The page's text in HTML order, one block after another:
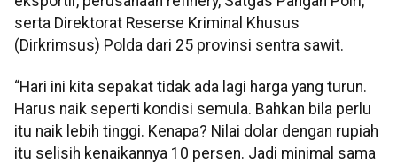
serta Direktorat Reserse Kriminal Khusus
(Dirkrimsus) Polda dari 25 provinsi sentra sawit.
“Hari ini kita sepakat tidak ada lagi harga yang turun.
Harus naik seperti kondisi semula. Bahkan bila perlu
itu naik lebih tinggi. Kenapa? Nilai dolar dengan rupiah
itu selisih kenaikannya 10 persen. Jadi minimal sama